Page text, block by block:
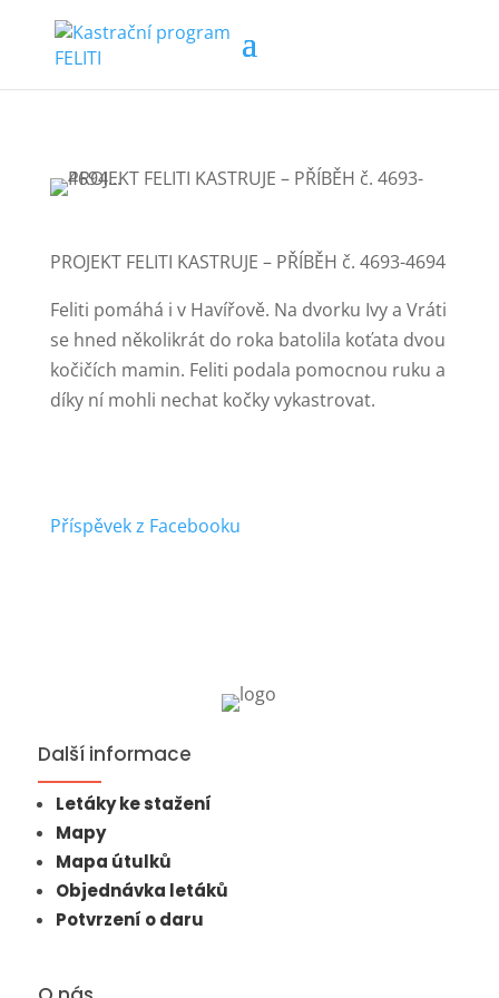
PROJEKT FELITI KASTRUJE – PŘÍBĚH č. 4693-4694
Feliti pomáhá i v Havířově. Na dvorku Ivy a Vráti
se hned několikrát do roka batolila koťata dvou
kočičích mamin. Feliti podala pomocnou ruku a
díky ní mohli nechat kočky vykastrovat.
Příspěvek z Facebooku
Další informace
Letáky ke stažení
Mapy
Mapa útulků
Objednávka letáků
Potvrzení o daru